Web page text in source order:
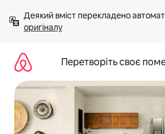
вмісту
Деякий вміст перекладено
оригіналу
Перетворіть своє